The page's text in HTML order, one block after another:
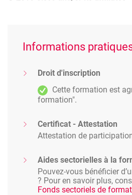
Informations
Droit d'inscription
Cette formation est
formation".
Certificat - Attestation
Attestation de
Aides sectorielles à la
Pouvez-vous bénéficier
? Pour en savoir plus,
Fonds sectoriels de